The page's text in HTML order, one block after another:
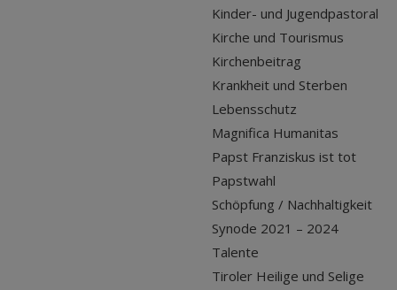
Kinder- und Jugendpastoral
Kirche und Tourismus
Kirchenbeitrag
Krankheit und Sterben
Lebensschutz
Magnifica Humanitas
Papst Franziskus ist tot
Papstwahl
Schöpfung / Nachhaltigkeit
Synode 2021 – 2024
Talente
Tiroler Heilige und Selige